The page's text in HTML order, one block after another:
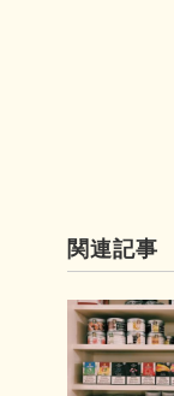
関連記事